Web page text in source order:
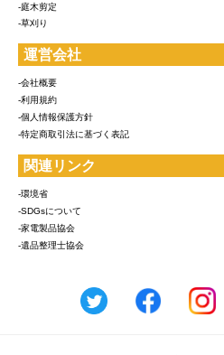
-庭木剪定
-草刈り
運営会社
-会社概要
-利用規約
-個人情報保護方針
-特定商取引法に基づく表記
関連リンク
-環境省
-SDGsについて
-家電製品協会
-遺品整理士協会